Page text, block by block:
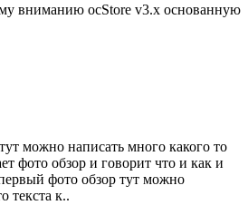
вниманию ocStore v3.x основанную
можно написать много какого то
фото обзор и говорит что и как и
фото обзор тут можно
текста к..